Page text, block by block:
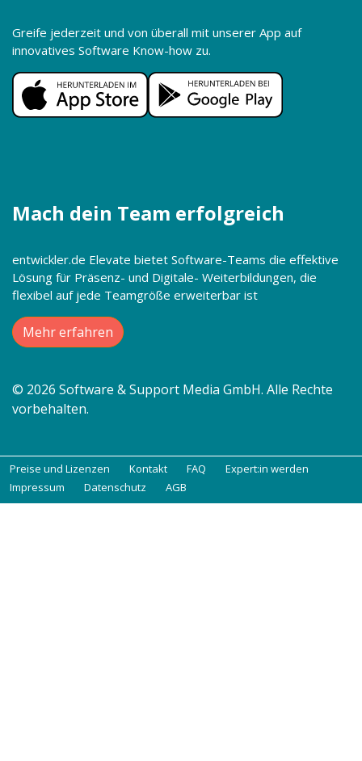
Greife jederzeit und von überall mit unserer App auf
innovatives Software Know-how zu.
Mach dein Team erfolgreich
entwickler.de Elevate bietet Software-Teams die effektive
Lösung für Präsenz- und Digitale- Weiterbildungen, die
flexibel auf jede Teamgröße erweiterbar ist
Mehr erfahren
© 2026 Software & Support Media GmbH. Alle Rechte
vorbehalten.
Preise und Lizenzen Kontakt FAQ
Expert:in werden
Impressum
Datenschutz AGB